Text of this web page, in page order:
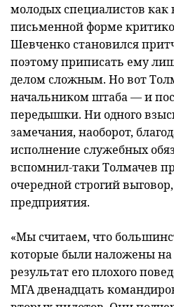
молодых специалистов как
письменной форме
Шевченко становился
поэтому приписать ему
делом сложным. Но вот
начальником штаба — и
передышки. Ни одного
замечания, наоборот,
исполнение служебных
вспомнил-таки Толмачев
очередной строгий
предприятия.
«Мы считаем, что
которые были наложены на
результат его плохого
МГА двенадцать